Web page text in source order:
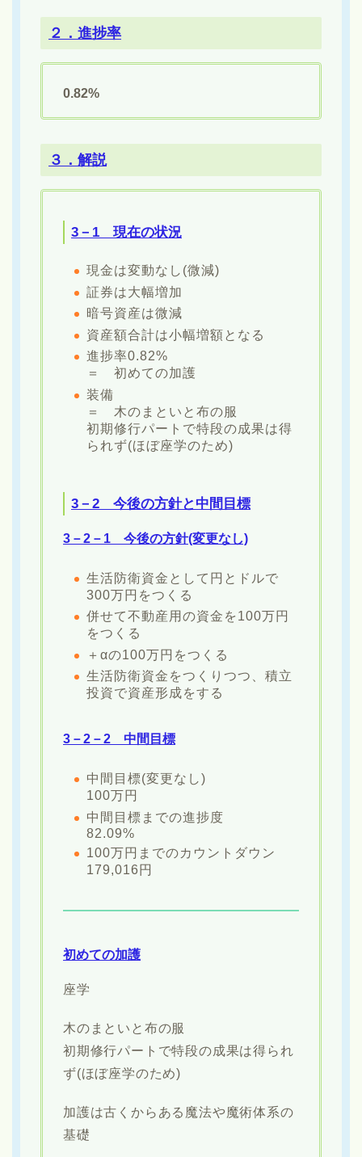
２．進捗率
0.82%
３．解説
3－1 現在の状況
現金は変動なし(微減)
証券は大幅増加
暗号資産は微減
資産額合計は小幅増額となる
進捗率0.82%
＝ 初めての加護
装備
＝ 木のまといと布の服
初期修行パートで特段の成果は得
られず(ほぼ座学のため)
3－2 今後の方針と中間目標
3－2－1 今後の方針(変更なし)
生活防衛資金として円とドルで
300万円をつくる
併せて不動産用の資金を100万円
をつくる
＋αの100万円をつくる
生活防衛資金をつくりつつ、積立
投資で資産形成をする
3－2－2 中間目標
中間目標(変更なし)
100万円
中間目標までの進捗度
82.09%
100万円までのカウントダウン
179,016円
初めての加護
座学
木のまといと布の服
初期修行パートで特段の成果は得られ
ず(ほぼ座学のため)
加護は古くからある魔法や魔術体系の
基礎